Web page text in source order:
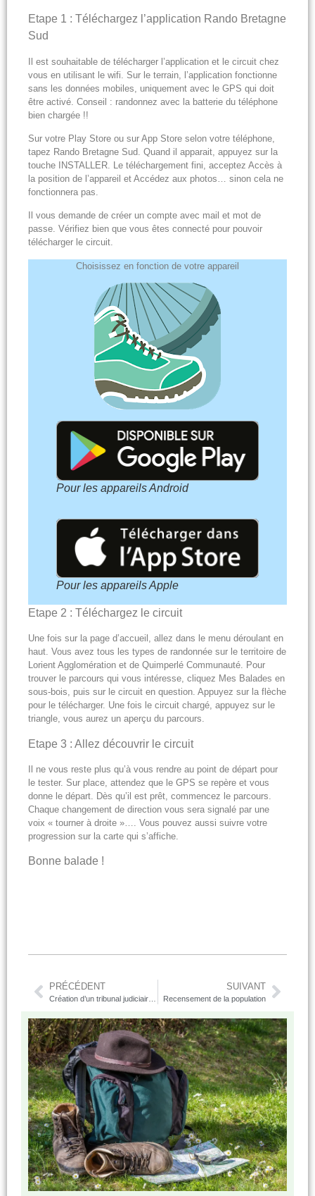
Etape 1 : Téléchargez l’application Rando Bretagne
Sud
Il est souhaitable de télécharger l’application et le circuit chez
vous en utilisant le wifi. Sur le terrain, l’application fonctionne
sans les données mobiles, uniquement avec le GPS qui doit
être activé. Conseil : randonnez avec la batterie du téléphone
bien chargée !!
Sur votre Play Store ou sur App Store selon votre téléphone,
tapez Rando Bretagne Sud. Quand il apparait, appuyez sur la
touche INSTALLER. Le téléchargement fini, acceptez Accès à
la position de l’appareil et Accédez aux photos… sinon cela ne
fonctionnera pas.
Il vous demande de créer un compte avec mail et mot de
passe. Vérifiez bien que vous êtes connecté pour pouvoir
télécharger le circuit.
Choisissez en fonction de votre appareil
Pour les appareils Android
Pour les appareils Apple
Etape 2 : Téléchargez le circuit
Une fois sur la page d’accueil, allez dans le menu déroulant en
haut. Vous avez tous les types de randonnée sur le territoire de
Lorient Agglomération et de Quimperlé Communauté. Pour
trouver le parcours qui vous intéresse, cliquez Mes Balades en
sous-bois, puis sur le circuit en question. Appuyez sur la flèche
pour le télécharger. Une fois le circuit chargé, appuyez sur le
triangle, vous aurez un aperçu du parcours.
Etape 3 : Allez découvrir le circuit
Il ne vous reste plus qu’à vous rendre au point de départ pour
le tester. Sur place, attendez que le GPS se repère et vous
donne le départ. Dès qu’il est prêt, commencez le parcours.
Chaque changement de direction vous sera signalé par une
voix « tourner à droite »…. Vous pouvez aussi suivre votre
progression sur la carte qui s’affiche.
Bonne balade !
PRÉCÉDENT SUIVANT
Recensement de la population